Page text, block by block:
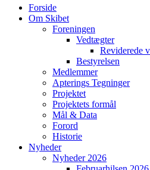
Forside
Om Skibet
Foreningen
Vedtægter
Reviderede
Bestyrelsen
Medlemmer
Apterings Tegninger
Projektet
Projektets formål
Mål & Data
Forord
Historie
Nyheder
Nyheder 2026